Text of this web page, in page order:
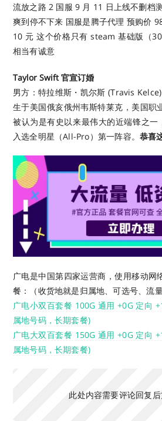
流放之路 2 国服 9 月 11 日上线不删档
爽到停不下来 国服是腾子代理 预购价
10 元 这个价格只有 steam 基础版（
相当有诚意
Taylor Swift 官宣订婚
男方：特拉维斯・凯尔斯 (Travis
生于美国俄亥俄州韦斯特莱克，美国职
被认为是有史以来最伟大的近端锋之
入选全明星（All-Pro）第一阵容。 恭喜
广电是中国第四家运营商，使用移动网
餐：（收货地就是归属地、可选号、流
广电小双百套餐 100G 通用 +0G 定向
属地号码，长期套餐)
广电大双百套餐 150G 通用 +0G 定向
属地号码，长期套餐)
此处内容需要评论回复